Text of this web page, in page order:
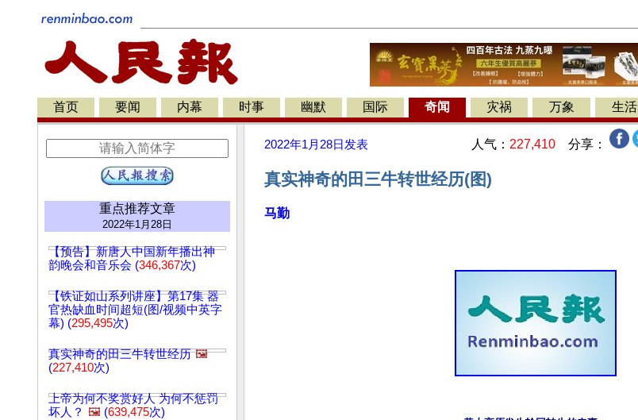
首页 要闻 内幕 时事 幽默 国际 奇闻 灾祸 万象 生活
重点推荐文章
2022年1月28日
【预告】新唐人中国新年播出神
韵晚会和音乐会 (346,367次)
【铁证如山系列讲座】第17集 器
官热缺血时间超短(图/视频中英字
幕) (295,495次)
真实神奇的田三牛转世经历 🖼️
(227,410次)
上帝为何不奖赏好人 为何不惩罚
坏人？ 🖼️ (639,475次)
2022年1月28日 发表 人气： 227,410 分享：
真实神奇的田三牛转世经历(图)
马勤